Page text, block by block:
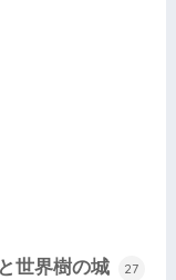
世界樹の城 27